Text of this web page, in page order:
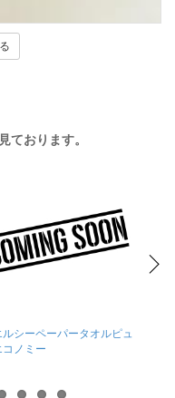
ております。
ルシーペーパータオルピュ
コノミー